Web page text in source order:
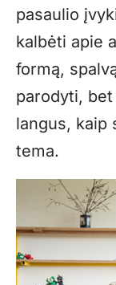
pasaulio
kalbėti apie
formą,
parodyti,
langus, kaip
tema.